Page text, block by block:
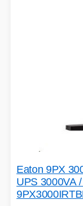
Eaton 9PX
UPS 3000VA